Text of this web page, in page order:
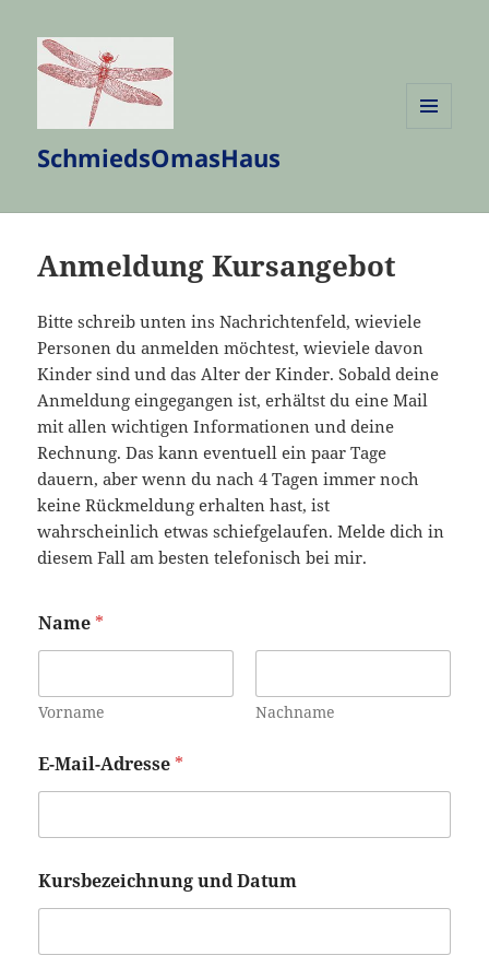
SchmiedsOmasHaus
Anmeldung Kursangebot
Bitte schreib unten ins Nachrichtenfeld, wieviele
Personen du anmelden möchtest, wieviele davon
Kinder sind und das Alter der Kinder. Sobald deine
Anmeldung eingegangen ist, erhältst du eine Mail
mit allen wichtigen Informationen und deine
Rechnung. Das kann eventuell ein paar Tage
dauern, aber wenn du nach 4 Tagen immer noch
keine Rückmeldung erhalten hast, ist
wahrscheinlich etwas schiefgelaufen. Melde dich in
diesem Fall am besten telefonisch bei mir.
Name *
Vorname Nachname
E-Mail-Adresse *
Kursbezeichnung und Datum